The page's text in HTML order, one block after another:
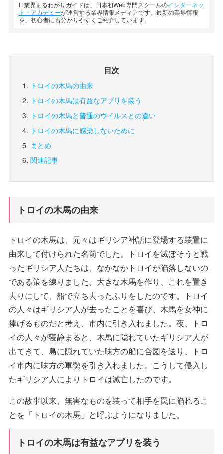
IT業界まるわかりガイドは、日本初Web専門スクールのインターネッ
ト・アカデミーが運営する業界情報メディアです。最新の業界情報
を、初心者にも分かりやすくご紹介しています。
目次
トロイの木馬の由来
トロイの木馬は有益なアプリを装う
トロイの木馬と普通のウイルスとの違い
トロイの木馬に感染しないために
まとめ
関連記事
トロイの木馬の由来
トロイの木馬は、元々はギリシア神話に登場する装置に
由来して付けられた名前でした。トロイを滅ぼそうと戦
ったギリシア人たちは、なかなかトロイが陥落しないの
である策を練りました。大きな木馬を作り、これを置き
去りにして、船で立ち去ったふりをしたのです。トロイ
の人々はギリシア人が去ったことを喜び、木馬を女神に
捧げるものだと考え、市内に引き入れました。夜、トロ
イの人々が寝静まると、木馬に隠れていたギリシア人が
出てきて、島に隠れていた味方の船に合図を送り、トロ
イ市内に味方の軍勢を引き入れました。こうして侵入し
たギリシア人によりトロイは滅亡したのです。
この故事以来、無害なものを装って相手を罠に陥れるこ
とを「トロイの木馬」と呼ぶようになりました。
トロイの木馬は有益なアプリを装う